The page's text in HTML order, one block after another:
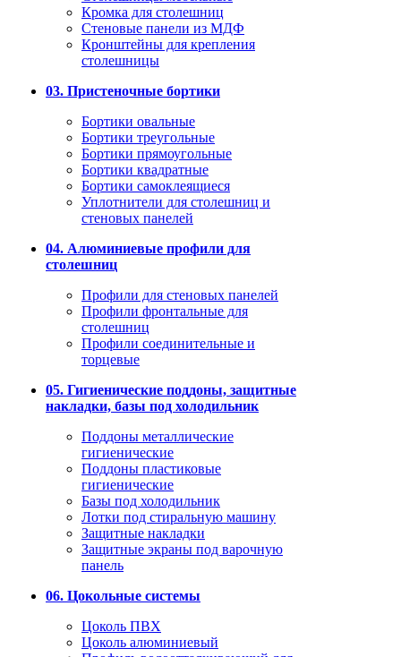
Кромка для столешниц
Стеновые панели из МДФ
Кронштейны для крепления
столешницы
03. Пристеночные бортики
Бортики овальные
Бортики треугольные
Бортики прямоугольные
Бортики квадратные
Бортики самоклеящиеся
Уплотнители для столешниц и
стеновых панелей
04. Алюминиевые профили для
столешниц
Профили для стеновых панелей
Профили фронтальные для
столешниц
Профили соединительные и
торцевые
05. Гигиенические поддоны, защитные
накладки, базы под холодильник
Поддоны металлические
гигиенические
Поддоны пластиковые
гигиенические
Базы под холодильник
Лотки под стиральную машину
Защитные накладки
Защитные экраны под варочную
панель
06. Цокольные системы
Цоколь ПВХ
Цоколь алюминиевый